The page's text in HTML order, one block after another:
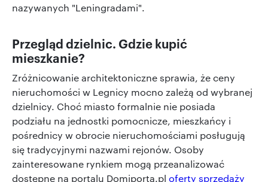
nazywanych "Leningradami".
Przegląd dzielnic. Gdzie kupić
mieszkanie?
Zróżnicowanie architektoniczne sprawia, że ceny
nieruchomości w Legnicy mocno zależą od wybranej
dzielnicy. Choć miasto formalnie nie posiada
podziału na jednostki pomocnicze, mieszkańcy i
pośrednicy w obrocie nieruchomościami posługują
się tradycyjnymi nazwami rejonów. Osoby
zainteresowane rynkiem mogą przeanalizować
dostępne na portalu Domiporta.pl oferty sprzedaży